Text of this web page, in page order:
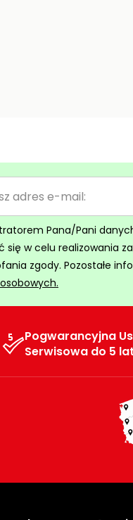
Pana/Pani
się w celu realizowania
zgody. Pozostałe
Pogwarancyjna
Serwisowa do 5